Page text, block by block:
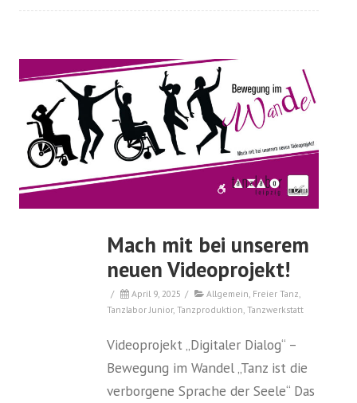
Mach mit bei unserem
neuen Videoprojekt!
/ April 9, 2025 / Allgemein, Freier Tanz,
Tanzlabor Junior, Tanzproduktion, Tanzwerkstatt
Videoprojekt „Digitaler Dialog“ –
Bewegung im Wandel „Tanz ist die
verborgene Sprache der Seele“ Das